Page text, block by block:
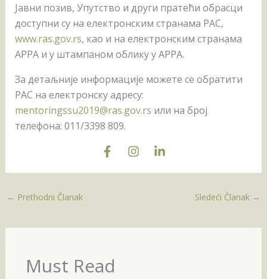
Јавни позив, Упутство и други пратећи обрасци
доступни су на електронским странама РАС,
www.ras.gov.rs, као и на електронским странама
АРРА и у штампаном облику у АРРА.
За детаљније информације можете се обратити
РАС на електронску адресу:
mentoringssu2019@ras.gov.rs или на број
телефона: 011/3398 809.
← Prethodni Članak Sledeći Članak →
Must Read